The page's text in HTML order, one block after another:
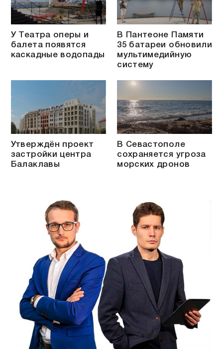
У Театра оперы и
балета появятся
каскадные водопады
В Пантеоне Памяти
35 батареи обновили
мультимедийную
систему
Утверждён проект
застройки центра
Балаклавы
В Севастополе
сохраняется угроза
морских дронов